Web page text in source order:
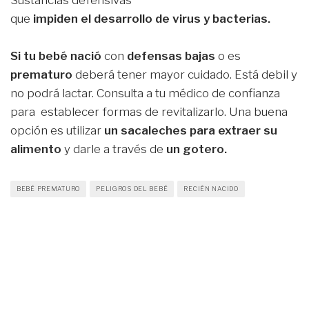
que impiden el desarrollo de virus y bacterias.
Si tu bebé nació con defensas bajas o es
prematuro deberá tener mayor cuidado. Está debil y
no podrá lactar. Consulta a tu médico de confianza
para establecer formas de revitalizarlo. Una buena
opción es utilizar un sacaleches para extraer su
alimento y darle a través de un gotero.
BEBÉ PREMATURO PELIGROS DEL BEBÉ RECIÉN NACIDO